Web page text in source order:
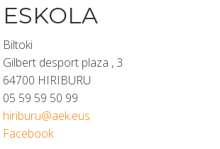
ESKOLA
Biltoki
Gilbert desport plaza , 3
64700 HIRIBURU
05 59 59 50 99
hiriburu@aek.eus
Facebook